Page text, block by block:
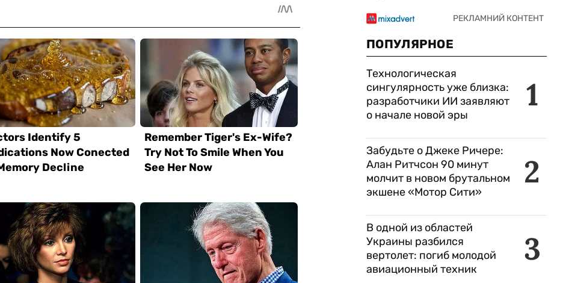
ПОПУЛЯРНОЕ
1
Технологическая
сингулярность уже близка:
разработчики ИИ заявляют
о начале новой эры
2
Забудьте о Джеке Ричере:
Алан Ритчсон 90 минут
молчит в новом брутальном
экшене «Мотор Сити»
3
В одной из областей
Украины разбился
вертолет: погиб молодой
авиационный техник